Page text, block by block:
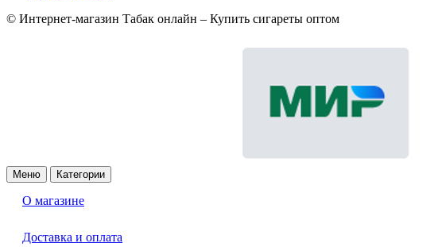
© Интернет-магазин Табак онлайн – Купить сигареты оптом
Меню Категории
О магазине
Доставка и оплата